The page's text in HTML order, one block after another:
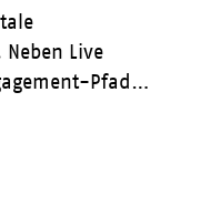
Neben Live
Pfad…